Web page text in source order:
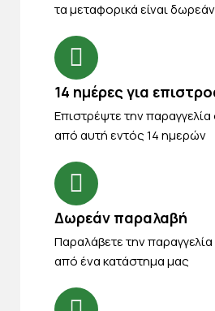
τα μεταφορικά είναι δωρεάν
14 ημέρες για
Eπιστρέψτε την
από αυτή εντός 14 ημερών
Δωρεάν παραλαβή
Παραλάβετε την
από ένα κατάστημα μας